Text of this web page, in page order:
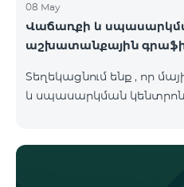
08 May
Վաճառքի և
աշխատանքային գրաֆիկ
Տեղեկացնում ենք , որ
և սպասարկման